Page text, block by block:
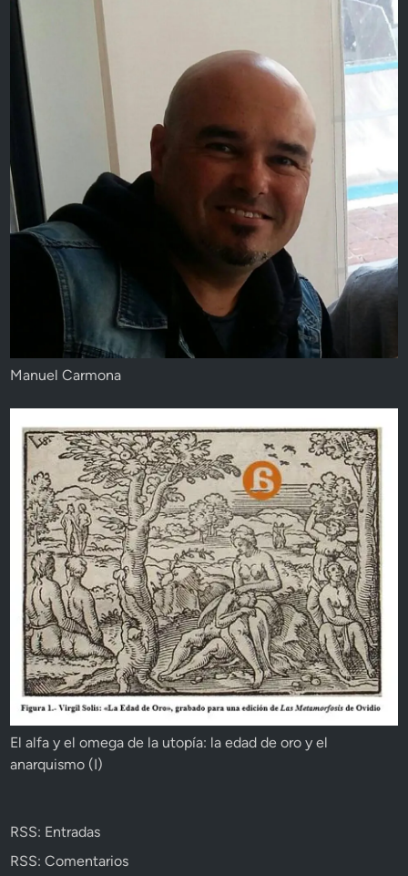
Manuel Carmona
El alfa y el omega de la utopía: la edad de oro y el
anarquismo (I)
RSS: Entradas
RSS: Comentarios